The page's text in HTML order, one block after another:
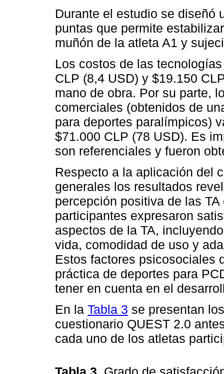
Durante el estudio se diseñó
puntas que permite
muñón de la atleta A1 y
Los costos de las
CLP (8,4 USD) y $19.150
mano de obra. Por su parte,
comerciales (obtenidos de
para deportes paralímpicos)
$71.000 CLP (78 USD). Es
son referenciales y fueron
Respecto a la aplicación del
generales los resultados
percepción positiva de las
participantes expresaron
aspectos de la TA,
vida, comodidad de uso y
Estos factores psicosociales
práctica de deportes para
tener en cuenta en el
En la Tabla 3 se presentan
cuestionario QUEST 2.0
cada uno de los atletas